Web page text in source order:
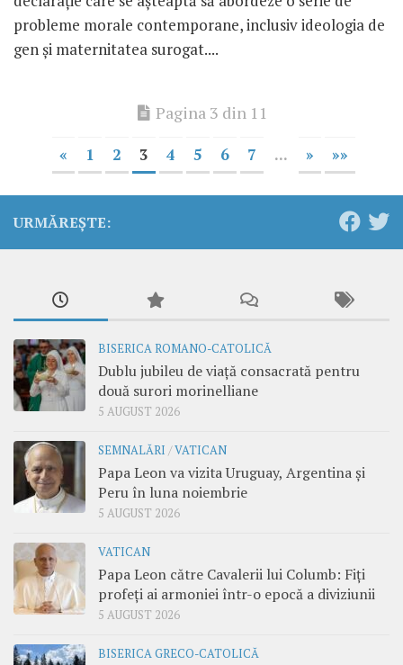
probleme morale contemporane, inclusiv ideologia de
gen și maternitatea surogat....
Pagina 3 din 11
« 1 2 3 4 5 6 7 ... » »»
URMĂREȘTE:
BISERICA ROMANO-CATOLICĂ
Dublu jubileu de viață consacrată pentru
două surori morinelliane
5 AUGUST 2026
SEMNALĂRI /VATICAN
Papa Leon va vizita Uruguay, Argentina și
Peru în luna noiembrie
5 AUGUST 2026
VATICAN
Papa Leon către Cavalerii lui Columb: Fiți
profeți ai armoniei într-o epocă a diviziunii
5 AUGUST 2026
BISERICA GRECO-CATOLICĂ